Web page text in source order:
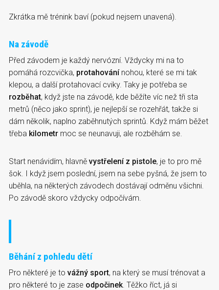
Zkrátka mě trénink baví (pokud nejsem unavená).
Na závodě
Před závodem je každý nervózní. Vždycky mi na to
pomáhá rozcvička, protahovánínohou, které se mi tak
klepou, a další protahovací cviky. Taky je potřeba se
rozběhat, když jste na závodě, kde běžíte víc než tři sta
metrů (něco jako sprint), je nejlepší se rozehřát, takže si
dám několik, naplno zaběhnutých sprintů. Když mám běžet
třeba kilometr moc se neunavuji, ale rozběhám se.
Start nenávidím, hlavně vystřelení z pistole, je to pro mě
šok. I když jsem poslední, jsem na sebe pyšná, že jsem to
uběhla, na některých závodech dostávají odměnu všichni.
Po závodě skoro vždycky odpočívám.
Běhání z pohledu dětí
Pro některé je to vážný sport, na který se musí trénovat a
pro některé to je zase odpočinek . Těžko říct, já si